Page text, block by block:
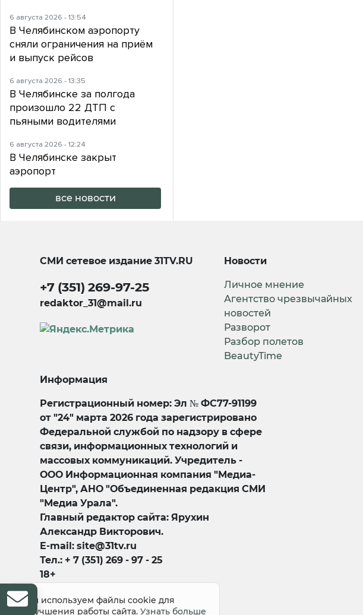
6 августа 2026 - 13:54
В Челябинском аэропорту
сняли ограничения на приём
и выпуск рейсов
6 августа 2026 - 13:35
В Челябинске за полгода
произошло 22 ДТП с
пьяными водителями
6 августа 2026 - 12:24
В Челябинске закрыт
аэропорт
все новости
СМИ сетевое издание31TV.RU
+7 (351) 269-97-25
redaktor_31@mail.ru
Новости
Личное мнение
Агентство чрезвычайных
новостей
Разворот
Разбор полетов
BeautyTime
Информация
Регистрационный номер: Эл № ФС77-91199
от "24" марта 2026 года зарегистрировано
Федеральной службой по надзору в сфере
связи, информационных технологий и
массовых коммуникаций. Учредитель -
ООО Информационная компания "Медиа-
Центр", АНО "Объединенная редакция СМИ
"Медиа Урала".
Главный редактор сайта: Ярухин
Александр Викторович.
E-mail: site@31tv.ru
Тел.: + 7 (351) 269 - 97 - 25
18+
Мы используем файлы cookie для
улучшения работы сайта. Узнать больше